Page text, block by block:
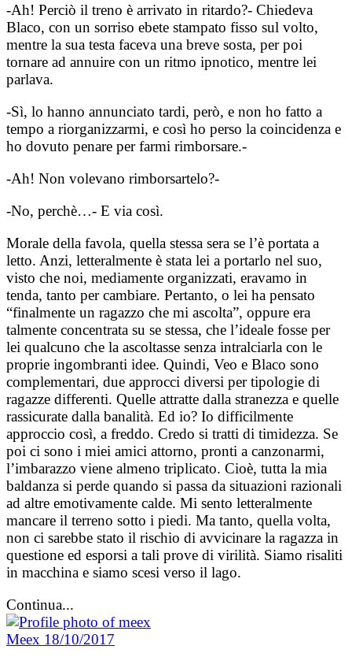
-Ah! Perciò il treno è arrivato in ritardo?- Chiedeva
Blaco, con un sorriso ebete stampato fisso sul volto,
mentre la sua testa faceva una breve sosta, per poi
tornare ad annuire con un ritmo ipnotico, mentre lei
parlava.
-Sì, lo hanno annunciato tardi, però, e non ho fatto a
tempo a riorganizzarmi, e così ho perso la coincidenza e
ho dovuto penare per farmi rimborsare.-
-Ah! Non volevano rimborsartelo?-
-No, perchè…- E via così.
Morale della favola, quella stessa sera se l’è portata a
letto. Anzi, letteralmente è stata lei a portarlo nel suo,
visto che noi, mediamente organizzati, eravamo in
tenda, tanto per cambiare. Pertanto, o lei ha pensato
“finalmente un ragazzo che mi ascolta”, oppure era
talmente concentrata su se stessa, che l’ideale fosse per
lei qualcuno che la ascoltasse senza intralciarla con le
proprie ingombranti idee. Quindi, Veo e Blaco sono
complementari, due approcci diversi per tipologie di
ragazze differenti. Quelle attratte dalla stranezza e quelle
rassicurate dalla banalità. Ed io? Io difficilmente
approccio così, a freddo. Credo si tratti di timidezza. Se
poi ci sono i miei amici attorno, pronti a canzonarmi,
l’imbarazzo viene almeno triplicato. Cioè, tutta la mia
baldanza si perde quando si passa da situazioni razionali
ad altre emotivamente calde. Mi sento letteralmente
mancare il terreno sotto i piedi. Ma tanto, quella volta,
non ci sarebbe stato il rischio di avvicinare la ragazza in
questione ed esporsi a tali prove di virilità. Siamo risaliti
in macchina e siamo scesi verso il lago.
Continua...
Meex 18/10/2017